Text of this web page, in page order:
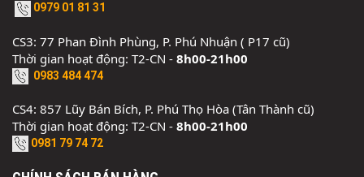
0979 01 81 31
CS3: 77 Phan Đình Phùng, P. Phú Nhuận ( P17 cũ)
Thời gian hoạt động: T2-CN - 8h00-21h00
0983 484 474
CS4: 857 Lũy Bán Bích, P. Phú Thọ Hòa (Tân Thành cũ)
Thời gian hoạt động: T2-CN - 8h00-21h00
0981 79 74 72